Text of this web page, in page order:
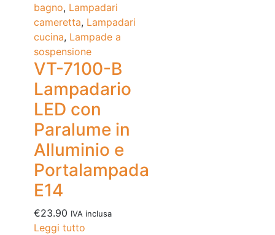
bagno, Lampadari
cameretta, Lampadari
cucina, Lampade a
sospensione
VT-7100-B
Lampadario
LED con
Paralume in
Alluminio e
Portalampada
E14
€23.90 IVA inclusa
Leggi tutto